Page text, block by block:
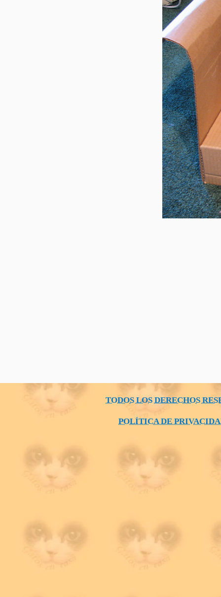
TODOS LOS DERECHOS
POLÍTICA DE